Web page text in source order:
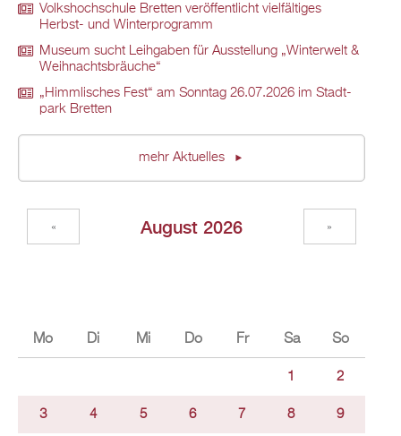
Volks­hoch­schu­le Brett­en ver­öf­fent­licht viel­fäl­ti­ges
Herbst- und Win­ter­pro­gramm
Mu­se­um sucht Leih­ga­ben für Aus­stel­lung „Win­ter­welt &
Weih­nachts­bräu­che“
„Himm­li­sches Fest“ am Sonn­tag 26.07.2026 im Stadt­
park Brett­en
mehr Ak­tu­el­les
Au­gust 2026
« »
Mo Di Mi Do Fr Sa So
1 2
3 4 5 6 7 8 9